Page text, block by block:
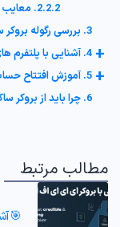
2.2.2. معایب
3. بررسی رگوله بروکر ساکسو بانک
4. آشنایی با پلتفرم های معاملاتی در Saxo Bank +
5. آموزش افتتاح حساب در بروکر Saxo Bank +
6. چرا باید از بروکر ساکسو بانک برای ترید استفاده کنیم؟ - جمع بندی
مطالب مرتبط